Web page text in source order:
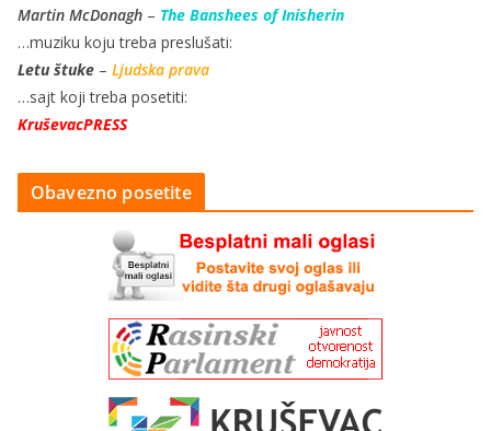
Martin McDonagh – The Banshees of Inisherin
…muziku koju treba preslušati:
Letu štuke – Ljudska prava
…sajt koji treba posetiti:
KruševacPRESS
Obavezno posetite